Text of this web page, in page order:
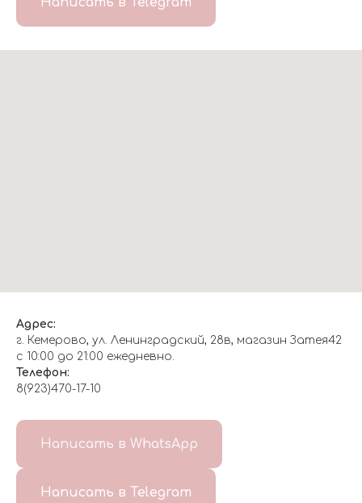
Адрес:
г. Кемерово, ул. Ленинградский, 28в, магазин Затея42
с 10:00 до 21:00 ежедневно.
Телефон:
8(923)470-17-10
Написать в WhatsApp
Написать в Telegram
ДОСТАВКА/